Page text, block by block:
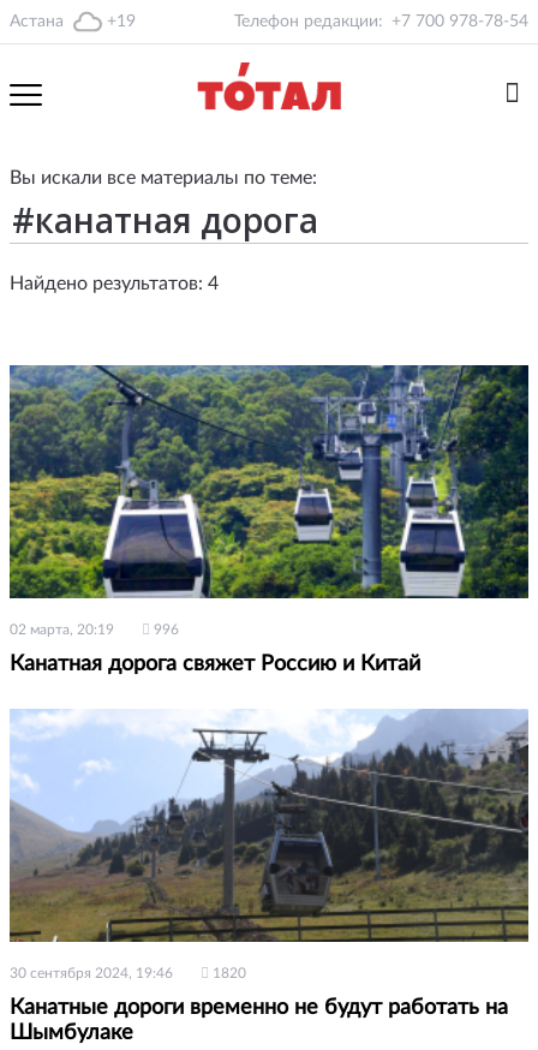
Астана +19 Телефон редакции: +7 700 978-78-54
Вы искали все материалы по теме:
Найдено результатов: 4
02 марта, 20:19 996
Канатная дорога свяжет Россию и Китай
30 сентября 2024, 19:46 1820
Канатные дороги временно не будут работать на
Шымбулаке